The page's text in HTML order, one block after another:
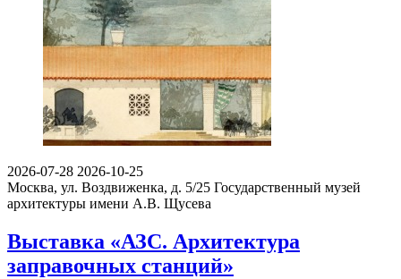
2026-07-28 2026-10-25
Москва, ул. Воздвиженка, д. 5/25 Государственный музей
архитектуры имени А.В. Щусева
Выставка «АЗС. Архитектура
заправочных станций»